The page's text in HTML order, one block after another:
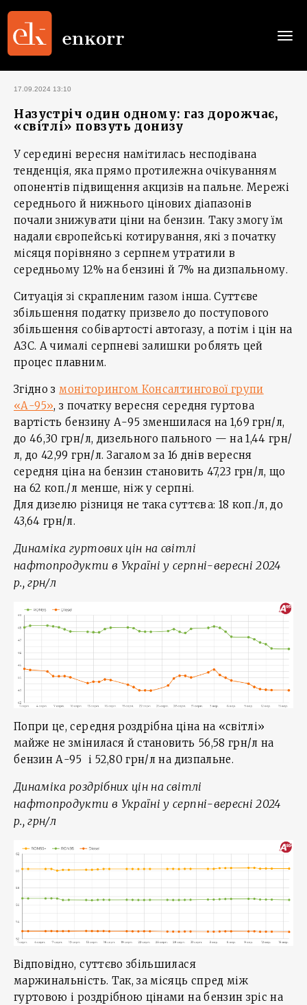
17.09.2024 13:10
Назустріч один одному: газ дорожчає,
«світлі» повзуть донизу
У середині вересня намітилась несподівана
тенденція, яка прямо протилежна очікуванням
опонентів підвищення акцизів на пальне. Мережі
середнього й нижнього цінових діапазонів
почали знижувати ціни на бензин. Таку змогу їм
надали європейські котирування, які з початку
місяця порівняно з серпнем утратили в
середньому 12% на бензині й 7% на дизпальному.
Ситуація зі скрапленим газом інша. Суттєве
збільшення податку призвело до поступового
збільшення собівартості автогазу, а потім і цін на
АЗС. А чималі серпневі залишки роблять цей
процес плавним.
Згідно змоніторингом Консалтингової групи
«А-95», з початку вересня середня гуртова
вартість бензину А-95 зменшилася на 1,69 грн/л,
до 46,30 грн/л, дизельного пального — на 1,44 грн/
л, до 42,99 грн/л. Загалом за 16 днів вересня
середня ціна на бензин становить 47,23 грн/л, що
на 62 коп./л менше, ніж у серпні.
Для дизелю різниця не така суттєва: 18 коп./л, до
43,64 грн/л.
Динаміка гуртових цін на світлі
нафтопродукти в Україні у серпні-вересні 2024
р., грн/л
Попри це, середня роздрібна ціна на «світлі»
майже не змінилася й становить 56,58 грн/л на
бензин А-95 і 52,80 грн/л на дизпальне.
Динаміка роздрібних цін на світлі
нафтопродукти в Україні у серпні-вересні 2024
р., грн/л
Відповідно, суттєво збільшилася
маржинальність. Так, за місяць спред між
гуртовою і роздрібною цінами на бензин зріс на